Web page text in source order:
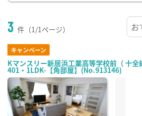
3 件（1/1ページ）
キャンペーン
Kマンスリー新居浜工業高等学校前（ 十全
401・1LDK-【角部屋】(No.913146)